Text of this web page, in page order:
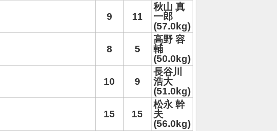
9 11
秋山 真
一郎
(57.0kg)
8 5
高野 容
輔
(50.0kg)
10 9
長谷川
浩大
(51.0kg)
15 15
松永 幹
夫
(56.0kg)